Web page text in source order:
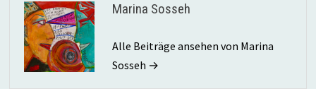
Marina Sosseh
Alle Beiträge ansehen von Marina
Sosseh →